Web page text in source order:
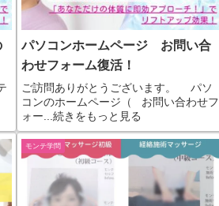
パソコンホームページ お問い合
わせフォーム復活！
ご訪問ありがとうございます。 パソ
コンのホームページ（ お問い合わせフ
ォー...続きをもっと見る
モンテ学問